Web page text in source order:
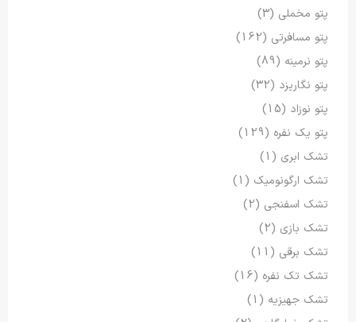
پتو مخملی (3)
پتو مسافرتی (162)
پتو نرمینه (89)
پتو نگاریزد (32)
پتو نوزاد (15)
پتو یک نفره (129)
تشک ابری (1)
تشک ارگونومیک (1)
تشک اسفنجی (2)
تشک بازی (2)
تشک برقی (11)
تشک تک نفره (16)
تشک جهیزیه (1)